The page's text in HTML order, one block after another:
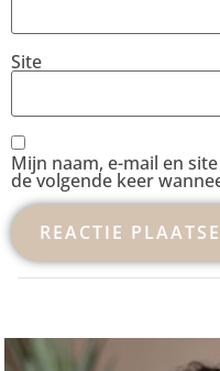
Site
Mijn naam, e-mail en
de volgende keer